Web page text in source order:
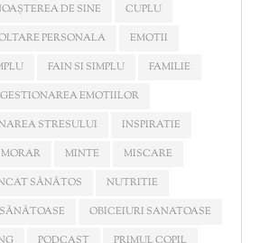
DE SINE
CUPLU
PERSONALA
EMOTII
FAIN SI SIMPLU
FAMILIE
GESTIONAREA EMOTIILOR
STRESULUI
INSPIRATIE
MINTE
MISCARE
SĂNĂTOS
NUTRITIE
OBICEIURI SANATOASE
PODCAST
PRIMUL COPIL